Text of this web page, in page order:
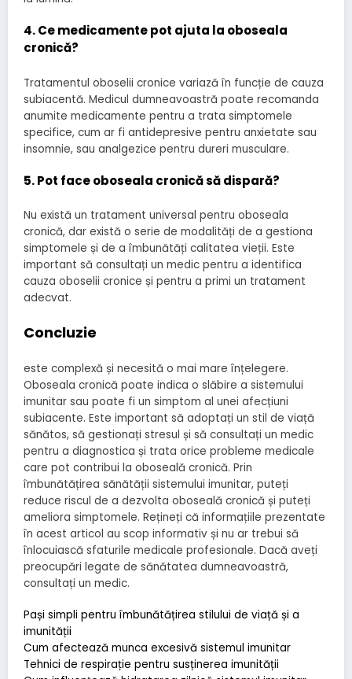
4. Ce medicamente pot ajuta la oboseala
cronică?
Tratamentul oboselii cronice variază în funcție de cauza
subiacentă. Medicul dumneavoastră poate recomanda
anumite medicamente pentru a trata simptomele
specifice, cum ar fi antidepresive pentru anxietate sau
insomnie, sau analgezice pentru dureri musculare.
5. Pot face oboseala cronică să dispară?
Nu există un tratament universal pentru oboseala
cronică, dar există o serie de modalități de a gestiona
simptomele și de a îmbunătăți calitatea vieții. Este
important să consultați un medic pentru a identifica
cauza oboselii cronice și pentru a primi un tratament
adecvat.
Concluzie
este complexă și necesită o mai mare înțelegere.
Oboseala cronică poate indica o slăbire a sistemului
imunitar sau poate fi un simptom al unei afecțiuni
subiacente. Este important să adoptați un stil de viață
sănătos, să gestionați stresul și să consultați un medic
pentru a diagnostica și trata orice probleme medicale
care pot contribui la oboseală cronică. Prin
îmbunătățirea sănătății sistemului imunitar, puteți
reduce riscul de a dezvolta oboseală cronică și puteți
ameliora simptomele. Rețineți că informațiile prezentate
în acest articol au scop informativ și nu ar trebui să
înlocuiască sfaturile medicale profesionale. Dacă aveți
preocupări legate de sănătatea dumneavoastră,
consultați un medic.
Pași simpli pentru îmbunătățirea stilului de viață și a
imunității
Cum afectează munca excesivă sistemul imunitar
Tehnici de respirație pentru susținerea imunității